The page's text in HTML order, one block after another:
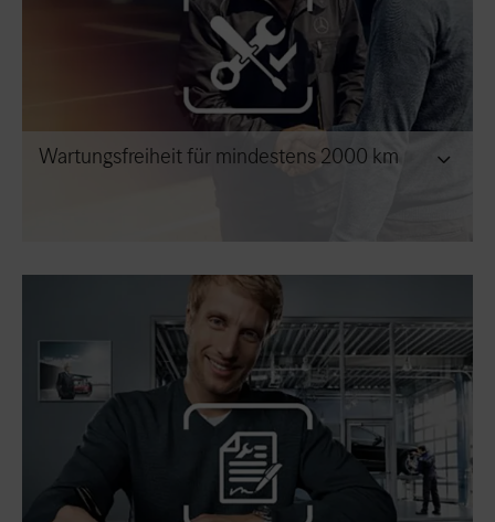
Wartungsfreiheit für mindestens 2000 km